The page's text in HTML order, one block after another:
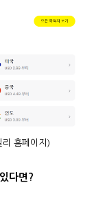
홈페이지)
다면?